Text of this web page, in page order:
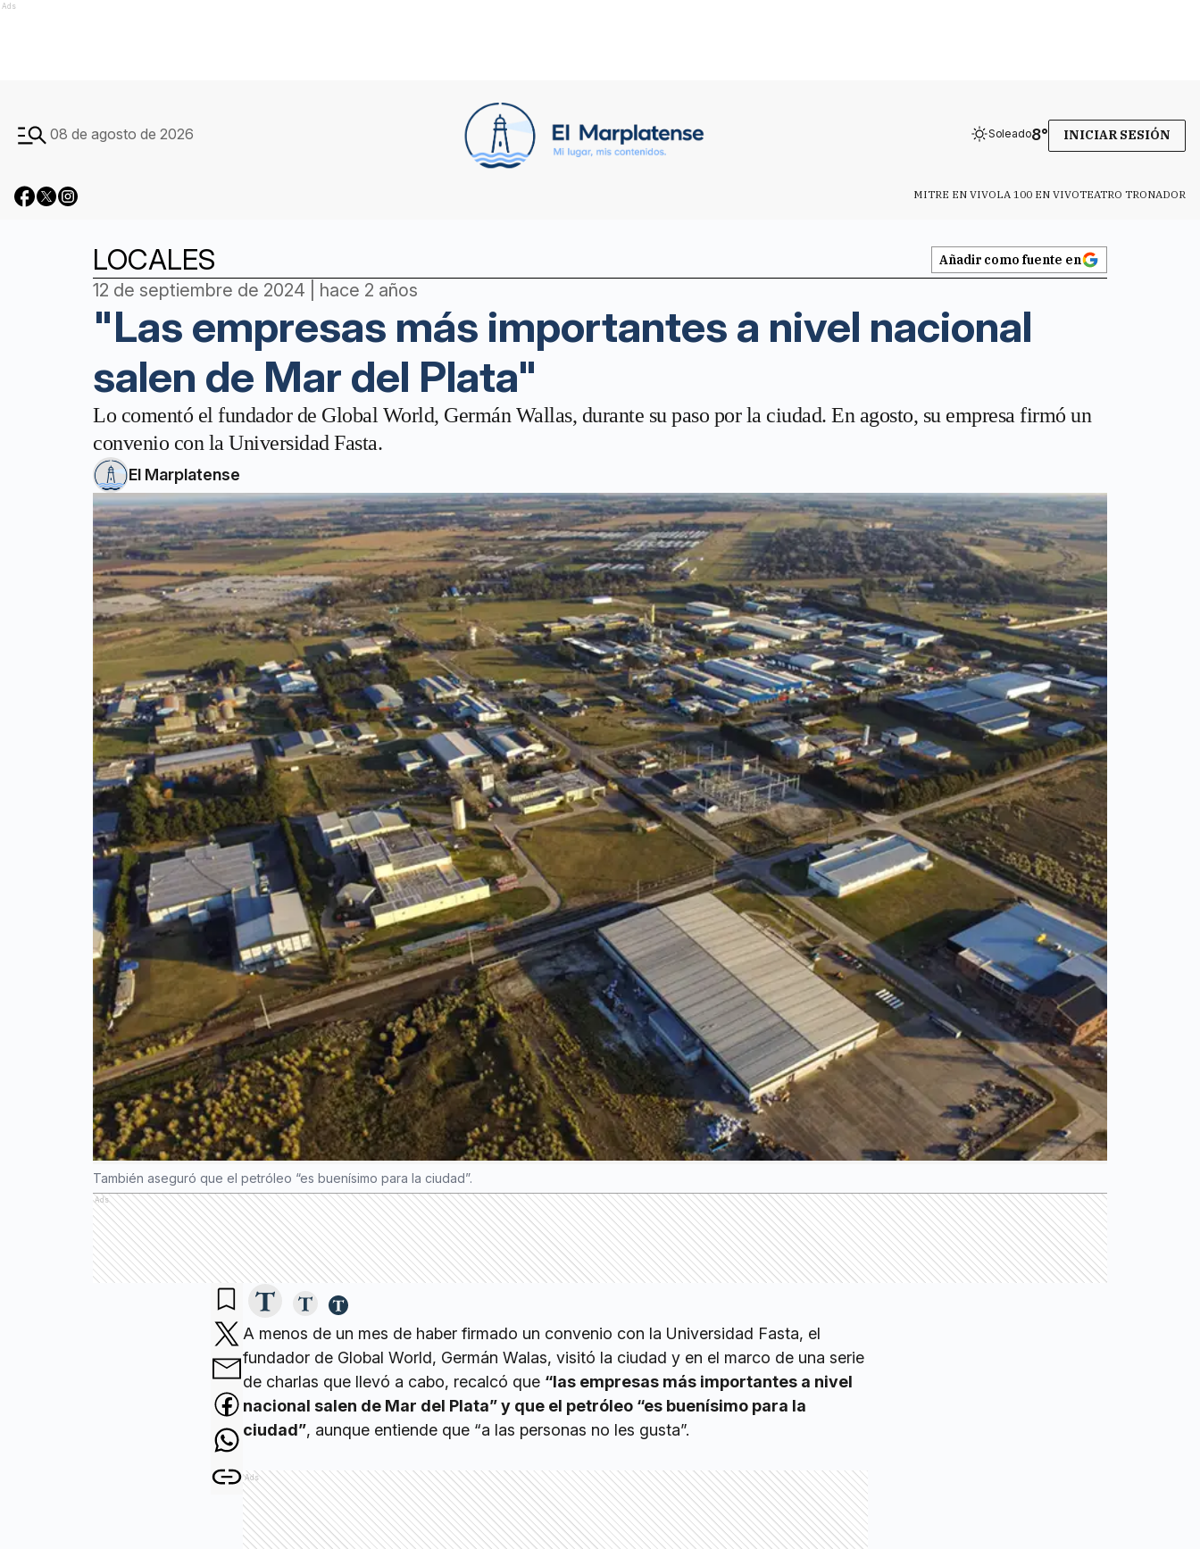
Ads
08 de agosto de 2026 Soleado8° INICIAR SESIÓN
MITRE EN VIVOLA 100 EN VIVOTEATRO TRONADOR
LOCALES Añadir como fuente en
12 de septiembre de 2024 | hace 2 años
"Las empresas más importantes a nivel nacional
salen de Mar del Plata"
Lo comentó el fundador de Global World, Germán Wallas, durante su paso por la ciudad. En agosto, su empresa firmó un
convenio con la Universidad Fasta.
El Marplatense
También aseguró que el petróleo “es buenísimo para la ciudad”.
Ads
A menos de un mes de haber firmado un convenio con la Universidad Fasta, el
fundador de Global World, Germán Walas, visitó la ciudad y en el marco de una serie
de charlas que llevó a cabo, recalcó que “las empresas más importantes a nivel
nacional salen de Mar del Plata” y que el petróleo “es buenísimo para la
ciudad”, aunque entiende que “a las personas no les gusta”.
Ads